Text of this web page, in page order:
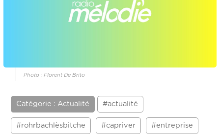
Photo : Florent De Brito
Catégorie : Actualité #actualité
#rohrbachlèsbitche #capriver #entreprise